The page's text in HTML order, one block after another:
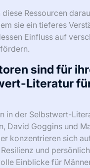
Ressourcen
sie ein tieferes
Einfluss auf
sind für
Literatur
in der Selbstwert-
David Goggins und
konzentrieren sich
und
Einblicke für